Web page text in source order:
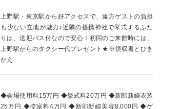
上野駅・東京駅から好アクセスで、遠方ゲストの負担
も少ない立地が魅力♪近隣の提携神社で挙式するふた
りは、送迎バス付なので安心！初回のご来館時には、
上野駅からのタクシー代プレゼント★※領収書とひき
かえ
◆会場使用料15万円 ◆挙式料20万円 ◆新郎新婦衣装
25万円 ◆控室料4万円 ◆新郎新婦美容8,000円 ◆ゲ